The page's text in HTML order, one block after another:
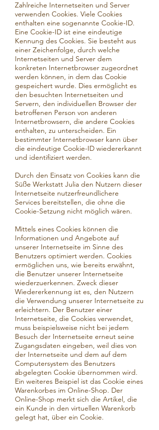
Zahlreiche Internetseiten und Server
verwenden Cookies. Viele Cookies
enthalten eine sogenannte Cookie-ID.
Eine Cookie-ID ist eine eindeutige
Kennung des Cookies. Sie besteht aus
einer Zeichenfolge, durch welche
Internetseiten und Server dem
konkreten Internetbrowser zugeordnet
werden können, in dem das Cookie
gespeichert wurde. Dies ermöglicht es
den besuchten Internetseiten und
Servern, den individuellen Browser der
betroffenen Person von anderen
Internetbrowsern, die andere Cookies
enthalten, zu unterscheiden. Ein
bestimmter Internetbrowser kann über
die eindeutige Cookie-ID wiedererkannt
und identifiziert werden.
Durch den Einsatz von Cookies kann die
Süße Werkstatt Julia den Nutzern dieser
Internetseite nutzerfreundlichere
Services bereitstellen, die ohne die
Cookie-Setzung nicht möglich wären.
Mittels eines Cookies können die
Informationen und Angebote auf
unserer Internetseite im Sinne des
Benutzers optimiert werden. Cookies
ermöglichen uns, wie bereits erwähnt,
die Benutzer unserer Internetseite
wiederzuerkennen. Zweck dieser
Wiedererkennung ist es, den Nutzern
die Verwendung unserer Internetseite zu
erleichtern. Der Benutzer einer
Internetseite, die Cookies verwendet,
muss beispielsweise nicht bei jedem
Besuch der Internetseite erneut seine
Zugangsdaten eingeben, weil dies von
der Internetseite und dem auf dem
Computersystem des Benutzers
abgelegten Cookie übernommen wird.
Ein weiteres Beispiel ist das Cookie eines
Warenkorbes im Online-Shop. Der
Online-Shop merkt sich die Artikel, die
ein Kunde in den virtuellen Warenkorb
gelegt hat, über ein Cookie.